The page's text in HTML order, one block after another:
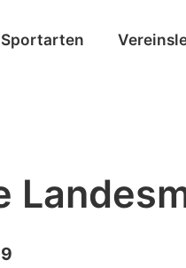
Sportarten